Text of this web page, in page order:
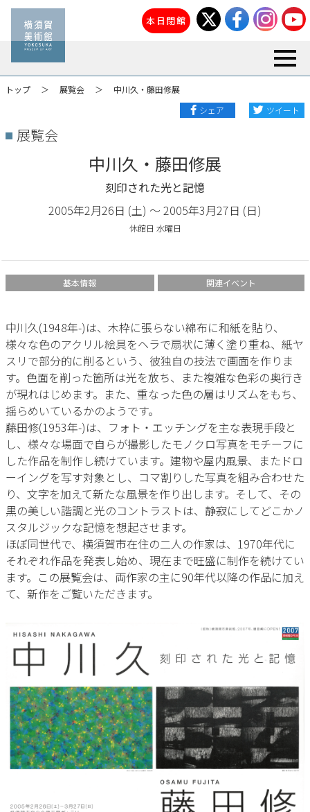
本日閉館
トップ 展覧会
中川久・藤田修展
シェア
ツイート
展覧会
中川久・藤田修展
刻印された光と記憶
2005年2月26日 (土) 〜 2005年3月27日 (日)
休館日 水曜日
基本情報 関連イベント
中川久(1948年-)は、木枠に張らない綿布に和紙を貼り、
様々な色のアクリル絵具をヘラで扇状に薄く塗り重ね、紙ヤ
スリで部分的に削るという、彼独自の技法で画面を作りま
す。色面を削った箇所は光を放ち、また複雑な色彩の奥行き
が現れはじめます。また、重なった色の層はリズムをもち、
揺らめいているかのようです。
藤田修(1953年-)は、フォト・エッチングを主な表現手段と
し、様々な場面で自らが撮影したモノクロ写真をモチーフに
した作品を制作し続けています。建物や屋内風景、またドロ
ーイングを写す対象とし、コマ割りした写真を組み合わせた
り、文字を加えて新たな風景を作り出します。そして、その
黒の美しい諧調と光のコントラストは、静寂にしてどこかノ
スタルジックな記憶を想起させます。
ほぼ同世代で、横須賀市在住の二人の作家は、1970年代に
それぞれ作品を発表し始め、現在まで旺盛に制作を続けてい
ます。この展覧会は、両作家の主に90年代以降の作品に加え
て、新作をご覧いただきます。